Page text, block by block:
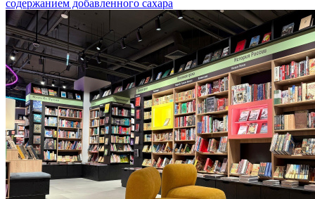
содержанием добавленного сахара